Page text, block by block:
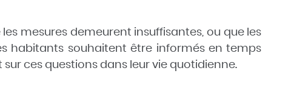
mesures demeurent insuffisantes, ou que les
habitants souhaitent être informés en temps
sur ces questions dans leur vie quotidienne.